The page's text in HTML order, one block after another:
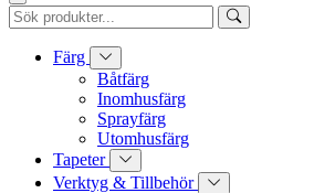
Färg
Båtfärg
Inomhusfärg
Sprayfärg
Utomhusfärg
Tapeter
Verktyg & Tillbehör